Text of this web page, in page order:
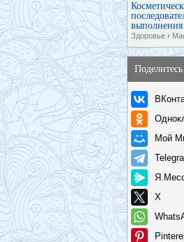
выполнения
Здоровье ›
Мой
X